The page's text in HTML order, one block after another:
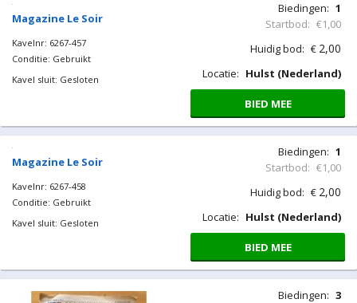
Magazine Le Soir
Kavelnr: 6267-457
Conditie: Gebruikt
Kavel sluit: Gesloten
Biedingen: 1
Startbod: €1,00
Huidig bod: € 2,00
Locatie: Hulst (Nederland)
BIED MEE
Magazine Le Soir
Kavelnr: 6267-458
Conditie: Gebruikt
Kavel sluit: Gesloten
Biedingen: 1
Startbod: €1,00
Huidig bod: € 2,00
Locatie: Hulst (Nederland)
BIED MEE
Biedingen: 3